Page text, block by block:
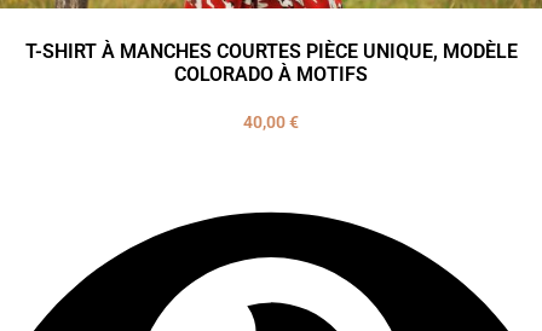
T-SHIRT À MANCHES COURTES PIÈCE UNIQUE, MODÈLE
COLORADO À MOTIFS
40,00€